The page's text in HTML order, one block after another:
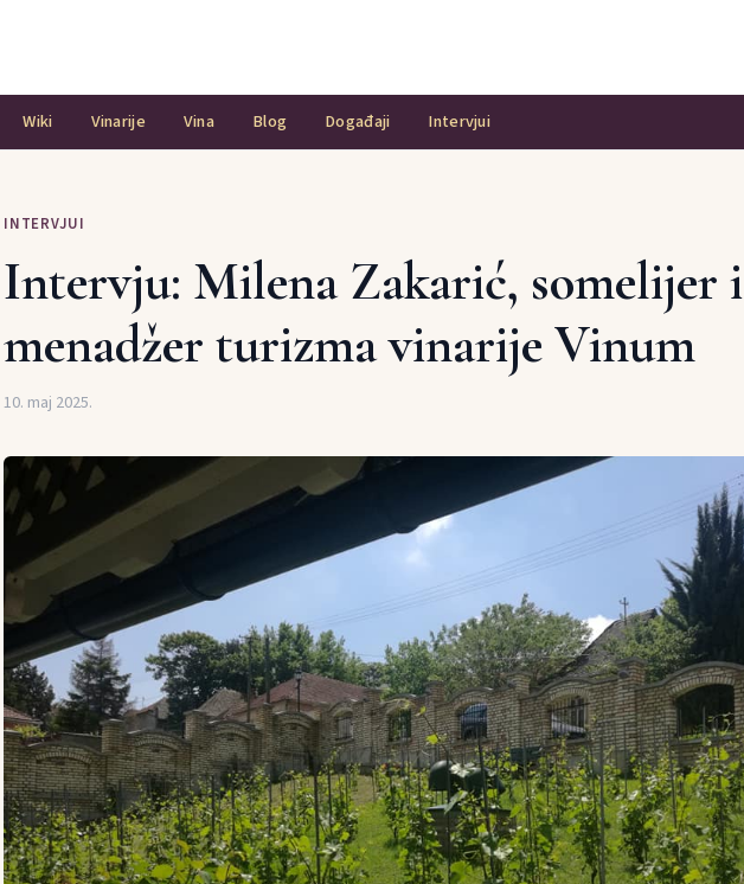
Wiki Vinarije Vina Blog Događaji Intervjui
INTERVJUI
Intervju: Milena Zakarić, somelijer i
menadžer turizma vinarije Vinum
10. maj 2025.